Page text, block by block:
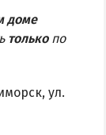
доме
толькопо
ул.